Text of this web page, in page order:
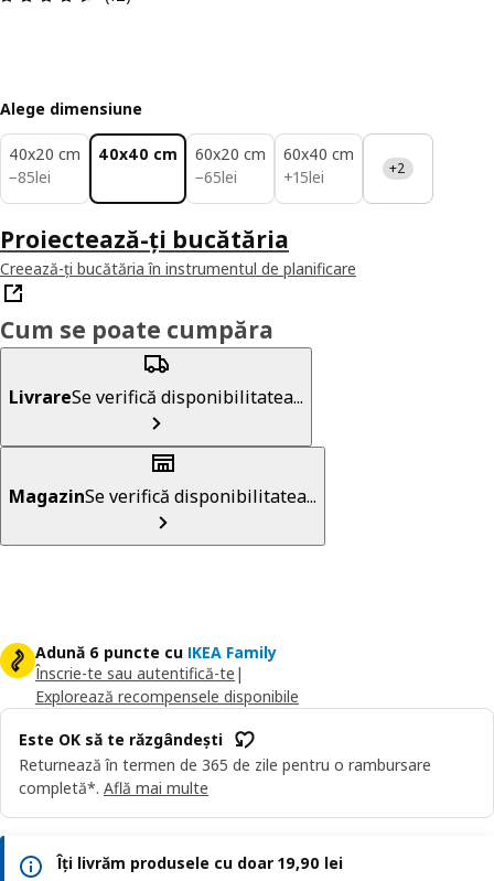
Alege dimensiune
40x20 cm
−85lei
85lei
40x40 cm
60x20 cm
−65lei
65lei
60x40 cm
+15lei
15lei +2
Proiectează-ți bucătăria
Creează-ți bucătăria în instrumentul de planificare
Cum se poate cumpăra
LivrareSe verifică disponibilitatea...
MagazinSe verifică disponibilitatea...
Adună 6 puncte cu IKEA Family
Înscrie-te sau autentifică-te |
Explorează recompensele disponibile
Este OK să te răzgândești
Returnează în termen de 365 de zile pentru o rambursare
completă*. Află mai multe
Îți livrăm produsele cu doar 19,90 lei